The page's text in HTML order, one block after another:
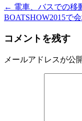
← 電車、バスでの移
BOATSHOW2015で
コメントを残す
メールアドレスが公